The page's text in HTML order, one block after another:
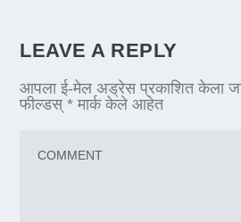
LEAVE A REPLY
आपला ई-मेल अड्रेस प्रकाशित केला
फील्डस्* मार्क केले आहेत